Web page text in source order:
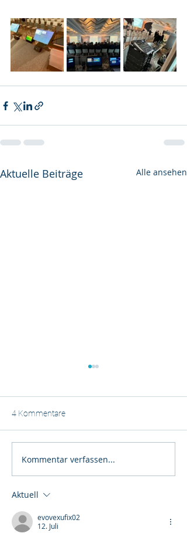
Aktuelle Beiträge Alle ansehen
Richtfest Körber
Technologies, der neue
Bergedorf
4 Kommentare
Kommentar verfassen...
Aktuell
evovexufix02
12. Juli